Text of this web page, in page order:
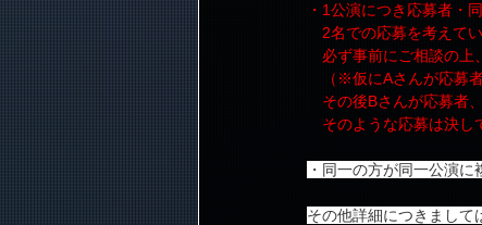
・1公演につき応募者・
2名での応募を考えて
必ず事前にご相談の上
（※仮にAさんが応募者
その後Bさんが応募者
そのような応募は決し
・同一の方が同一公演
その他詳細につきまし